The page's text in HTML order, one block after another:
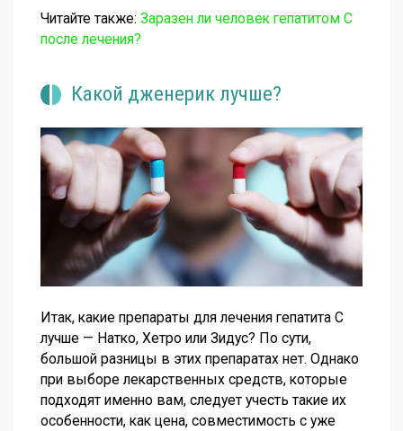
Читайте также: Заразен‌ ‌ли‌ ‌человек‌ ‌гепатитом‌ ‌С‌
‌после‌ ‌лечения‌?
Какой дженерик лучше?
Итак, какие препараты для лечения гепатита С
лучше — Натко, Хетро или Зидус? По сути,
большой разницы в этих препаратах нет. Однако
при выборе лекарственных средств, которые
подходят именно вам, следует учесть такие их
особенности, как цена, совместимость с уже